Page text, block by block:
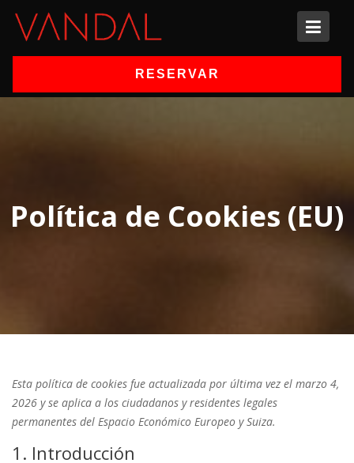
content
RESERVAR
Política de Cookies (EU)
Esta política de cookies fue actualizada por última vez el marzo 4,
2026 y se aplica a los ciudadanos y residentes legales
permanentes del Espacio Económico Europeo y Suiza.
1. Introducción